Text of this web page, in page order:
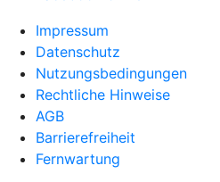
Impressum
Datenschutz
Nutzungsbedingungen
Rechtliche Hinweise
AGB
Barrierefreiheit
Fernwartung